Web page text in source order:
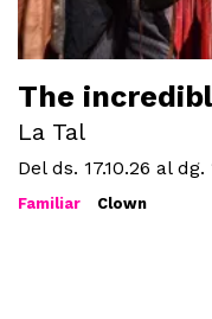
The
La Tal
Del ds. 17.10.26 al dg.
Familiar Clown